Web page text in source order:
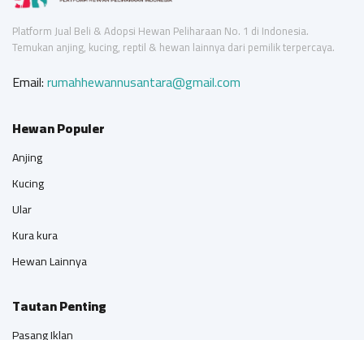
Platform Jual Beli & Adopsi Hewan Peliharaan No. 1 di Indonesia.
Temukan anjing, kucing, reptil & hewan lainnya dari pemilik terpercaya.
Email:rumahhewannusantara@gmail.com
Hewan Populer
Anjing
Kucing
Ular
Kura kura
Hewan Lainnya
Tautan Penting
Pasang Iklan